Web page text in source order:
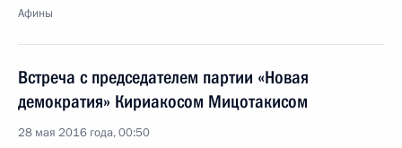
Афины
Встреча с председателем партии «Новая
демократия» Кириакосом Мицотакисом
28 мая 2016 года, 00:50